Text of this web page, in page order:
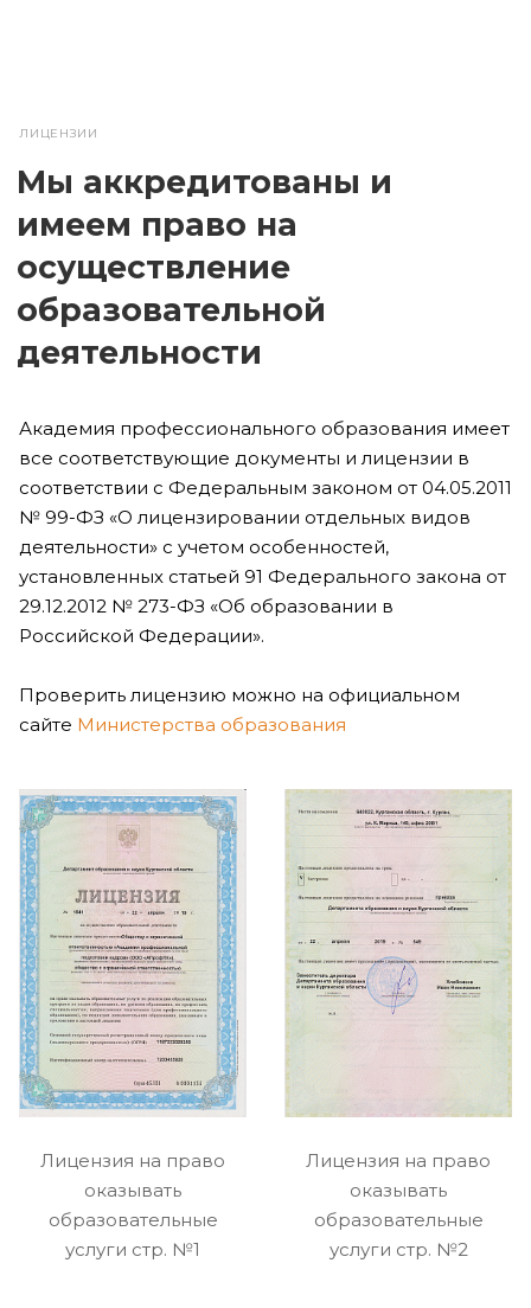
ЛИЦЕНЗИИ
Мы аккредитованы и
имеем право на
осуществление
образовательной
деятельности
Академия профессионального образования имеет
все соответствующие документы и лицензии в
соответствии с Федеральным законом от 04.05.2011
№ 99-ФЗ «О лицензировании отдельных видов
деятельности» с учетом особенностей,
установленных статьей 91 Федерального закона от
29.12.2012 № 273-ФЗ «Об образовании в
Российской Федерации».
Проверить лицензию можно на официальном
сайте Министерства образования
Лицензия на право
оказывать
образовательные
услуги стр. №1
Лицензия на право
оказывать
образовательные
услуги стр. №2